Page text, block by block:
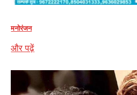
मनोरंजन
और पढ़ें